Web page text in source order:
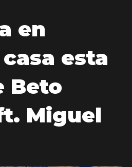
en
esta
Beto
Miguel